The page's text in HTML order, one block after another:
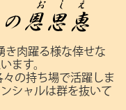
肉躍る様な倖せな
ます。
の持ち場で活躍しま
シャルは群を抜いて